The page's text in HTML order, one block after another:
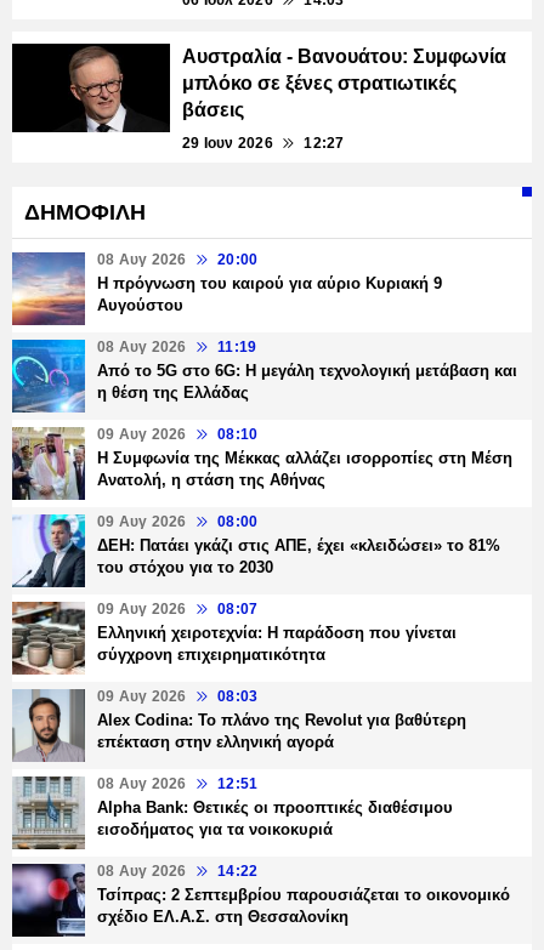
Αυστραλία - Βανουάτου: Συμφωνία
μπλόκο σε ξένες στρατιωτικές
βάσεις
29 Ιουν 2026 12:27
ΔΗΜΟΦΙΛΗ
08 Αυγ 2026 20:00
Η πρόγνωση του καιρού για αύριο Κυριακή 9
Αυγούστου
08 Αυγ 2026 11:19
Από το 5G στο 6G: Η μεγάλη τεχνολογική μετάβαση και
η θέση της Ελλάδας
09 Αυγ 2026 08:10
Η Συμφωνία της Μέκκας αλλάζει ισορροπίες στη Μέση
Ανατολή, η στάση της Αθήνας
09 Αυγ 2026 08:00
ΔΕΗ: Πατάει γκάζι στις ΑΠΕ, έχει «κλειδώσει» το 81%
του στόχου για το 2030
09 Αυγ 2026 08:07
Ελληνική χειροτεχνία: Η παράδοση που γίνεται
σύγχρονη επιχειρηματικότητα
09 Αυγ 2026 08:03
Alex Codina: Το πλάνο της Revolut για βαθύτερη
επέκταση στην ελληνική αγορά
08 Αυγ 2026 12:51
Alpha Bank: Θετικές οι προοπτικές διαθέσιμου
εισοδήματος για τα νοικοκυριά
08 Αυγ 2026 14:22
Τσίπρας: 2 Σεπτεμβρίου παρουσιάζεται το οικονομικό
σχέδιο ΕΛ.Α.Σ. στη Θεσσαλονίκη